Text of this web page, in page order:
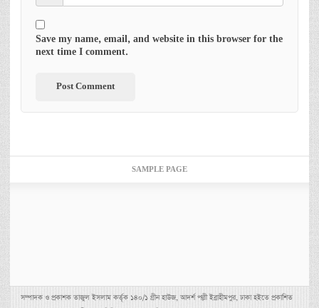
Save my name, email, and website in this browser for the
next time I comment.
SAMPLE PAGE
সম্পাদক ও প্রকাশক তাজুল ইসলাম কর্তৃক ১৪০/১ গ্রীন হাউজ, আদর্শ পল্লী ইব্রাহীমপুর, ঢাকা হইতে প্রকাশিত